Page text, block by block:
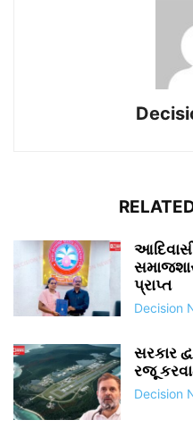
પ્રાપ્ત
Decision
સરકાર
રજૂ
Decision